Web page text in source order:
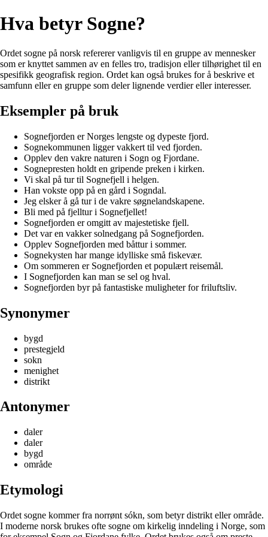
Hva betyr Sogne?
Ordet sogne på norsk refererer vanligvis til en gruppe av mennesker
som er knyttet sammen av en felles tro, tradisjon eller tilhørighet til en
spesifikk geografisk region. Ordet kan også brukes for å beskrive et
samfunn eller en gruppe som deler lignende verdier eller interesser.
Eksempler på bruk
Sognefjorden er Norges lengste og dypeste fjord.
Sognekommunen ligger vakkert til ved fjorden.
Opplev den vakre naturen i Sogn og Fjordane.
Sognepresten holdt en gripende preken i kirken.
Vi skal på tur til Sognefjell i helgen.
Han vokste opp på en gård i Sogndal.
Jeg elsker å gå tur i de vakre søgnelandskapene.
Bli med på fjelltur i Sognefjellet!
Sognefjorden er omgitt av majestetiske fjell.
Det var en vakker solnedgang på Sognefjorden.
Opplev Sognefjorden med båttur i sommer.
Sognekysten har mange idylliske små fiskevær.
Om sommeren er Sognefjorden et populært reisemål.
I Sognefjorden kan man se sel og hval.
Sognefjorden byr på fantastiske muligheter for friluftsliv.
Synonymer
bygd
prestegjeld
sokn
menighet
distrikt
Antonymer
daler
daler
bygd
område
Etymologi
Ordet sogne kommer fra norrønt sókn, som betyr distrikt eller område.
I moderne norsk brukes ofte sogne om kirkelig inndeling i Norge, som